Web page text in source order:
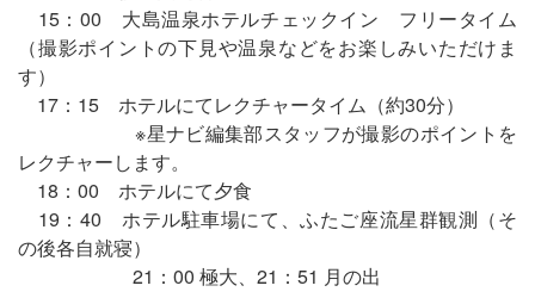
15：00 大島温泉ホテルチェックイン フリータイム
（撮影ポイントの下見や温泉などをお楽しみいただけま
す）
17：15 ホテルにてレクチャータイム（約30分）
※星ナビ編集部スタッフが撮影のポイントを
レクチャーします。
18：00 ホテルにて夕食
19：40 ホテル駐車場にて、ふたご座流星群観測（そ
の後各自就寝）
21：00 極大、21：51 月の出